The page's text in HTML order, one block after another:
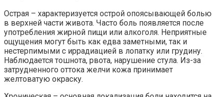
Острая – характеризуется острой опоясывающей болью
в верхней части живота. Часто боль появляется после
употребления жирной пищи или алкоголя. Неприятные
ощущения могут быть как едва заметными, так и
нестерпимыми с иррадиацией в лопатку или грудину.
Наблюдается тошнота, рвота, нарушение стула. Из-за
затрудненного оттока желчи кожа принимает
желтоватую окраску.